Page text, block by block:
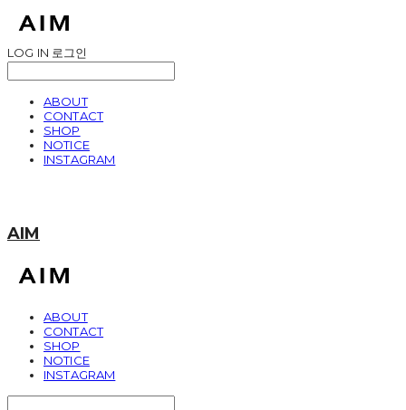
LOG IN 로그인
ABOUT
CONTACT
SHOP
NOTICE
INSTAGRAM
AIM
ABOUT
CONTACT
SHOP
NOTICE
INSTAGRAM